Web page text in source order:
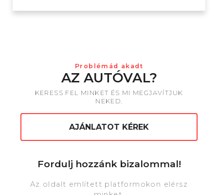
Problémád akadt
AZ AUTÓVAL?
KERESS FEL MINKET ÉS MI MEGJAVÍTJUK
NEKED.
AJÁNLATOT KÉREK
Fordulj hozzánk bizalommal!
Az oldalt említett platformokon elérsz